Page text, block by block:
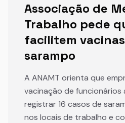
Associação de
Trabalho pede
facilitem
sarampo
A ANAMT orienta que
vacinação de funcionários
registrar 16 casos de
nos locais de trabalho e